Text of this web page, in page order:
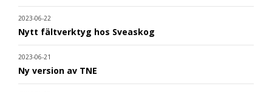
2023-06-22
Nytt fältverktyg hos Sveaskog
2023-06-21
Ny version av TNE